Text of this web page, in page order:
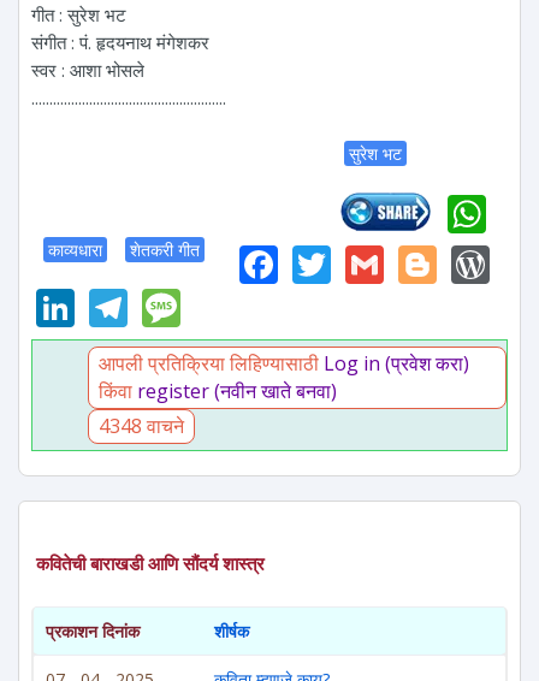
गीत : सुरेश भट
संगीत : पं. हृदयनाथ मंगेशकर
स्वर : आशा भोसले
......................................................
सुरेश भट
काव्यधारा शेतकरी गीत
Facebook
Twitter
Gmail
LinkedIn
Telegram
आपली प्रतिक्रिया लिहिण्यासाठी Log in (प्रवेश करा)
किंवा register (नवीन खाते बनवा)
4348 वाचने
कवितेची बाराखडी आणि सौंदर्य शास्त्र
प्रकाशन दिनांक शीर्षक